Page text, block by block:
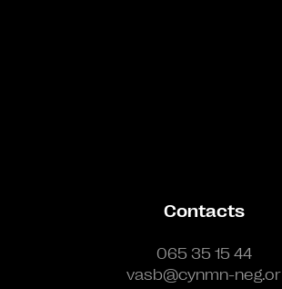
Contacts
065 35 15 44
vasb@cynmn-neg.or